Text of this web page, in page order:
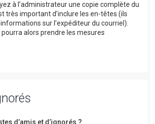
à l’administrateur une copie complète du
très important d’inclure les en-têtes (ils
sur l’expéditeur du courriel).
pourra alors prendre les mesures
d’amis et d’ignorés ?